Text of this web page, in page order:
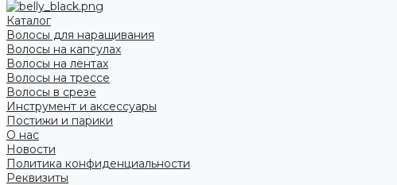
Каталог
Волосы для наращивания
Волосы на капсулах
Волосы на лентах
Волосы на трессе
Волосы в срезе
Инструмент и аксессуары
Постижи и парики
О нас
Новости
Политика конфиденциальности
Реквизиты